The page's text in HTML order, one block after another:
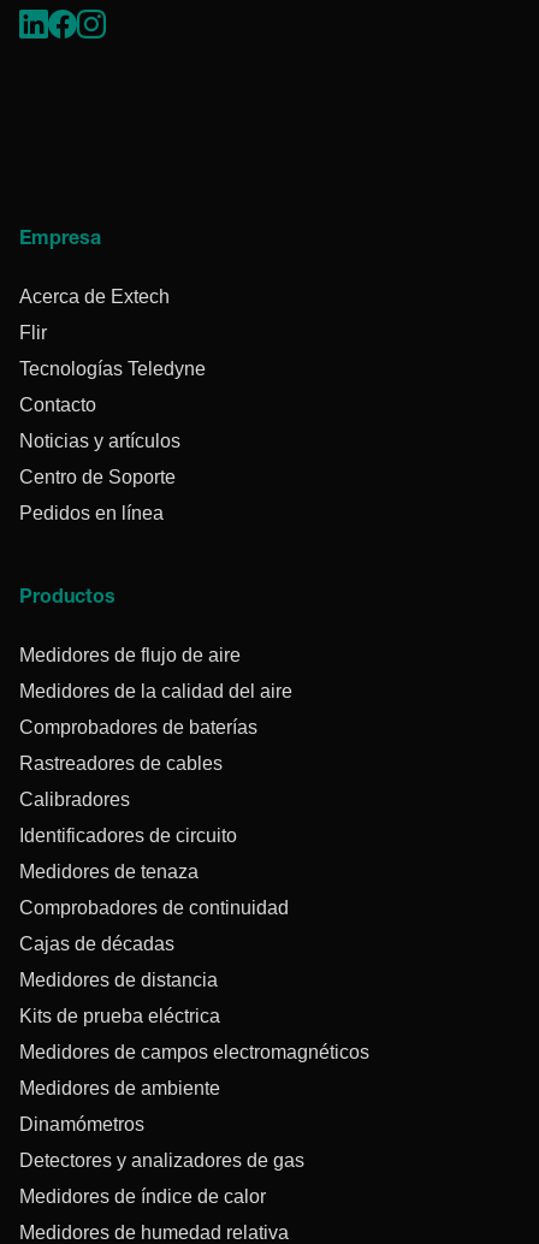
Empresa
Acerca de Extech
Flir
Tecnologías Teledyne
Contacto
Noticias y artículos
Centro de Soporte
Pedidos en línea
Productos
Medidores de flujo de aire
Medidores de la calidad del aire
Comprobadores de baterías
Rastreadores de cables
Calibradores
Identificadores de circuito
Medidores de tenaza
Comprobadores de continuidad
Cajas de décadas
Medidores de distancia
Kits de prueba eléctrica
Medidores de campos electromagnéticos
Medidores de ambiente
Dinamómetros
Detectores y analizadores de gas
Medidores de índice de calor
Medidores de humedad relativa